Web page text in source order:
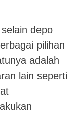
depo
pilihan
adalah
lain seperti